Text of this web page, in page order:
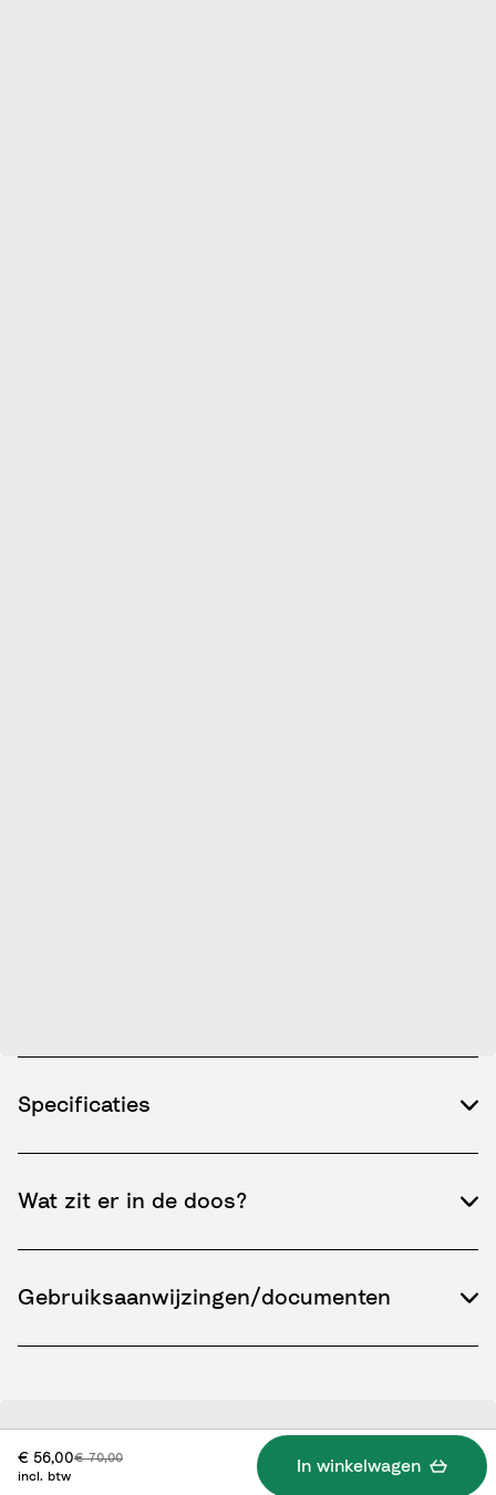
Originele prijs:
€ 70,00
Korting prijs:
€ 56,00
incl. btw
In winkelwagen
Specificaties
Wat zit er in de doos?
Gebruiksaanwijzingen/documenten